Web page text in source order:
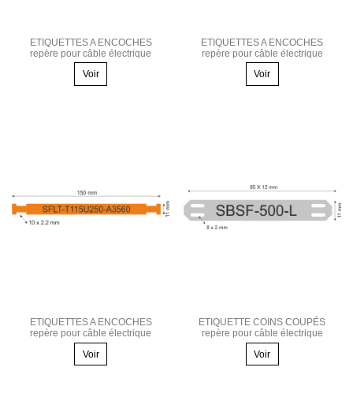
ETIQUETTES A ENCOCHES
repère pour câble électrique
Voir
ETIQUETTES A ENCOCHES
repère pour câble électrique
Voir
ETIQUETTES A ENCOCHES
repère pour câble électrique
Voir
ETIQUETTE COINS COUPÉS
repère pour câble électrique
Voir